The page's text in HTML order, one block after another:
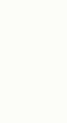
Weitere